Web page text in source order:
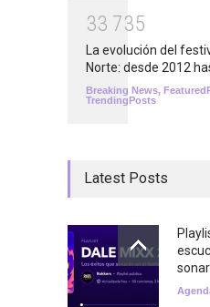
33 735
La evolución del
Norte: desde 2012
Breaking News,
TrendingPosts
Latest Posts